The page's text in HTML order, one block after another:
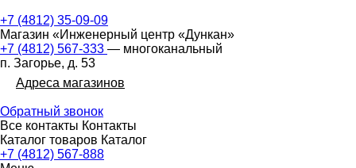
+7 (4812) 35-09-09
Магазин «Инженерный центр «Дункан»
+7 (4812) 567-333 — многоканальный
п. Загорье, д. 53
Адреса магазинов
Обратный звонок
Все контакты Контакты
Каталог товаров Каталог
+7 (4812) 567-888